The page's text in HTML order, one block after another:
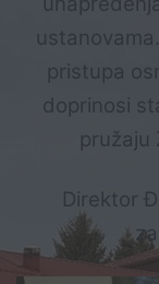
pristupa
doprinosi
pružaju
Direktor